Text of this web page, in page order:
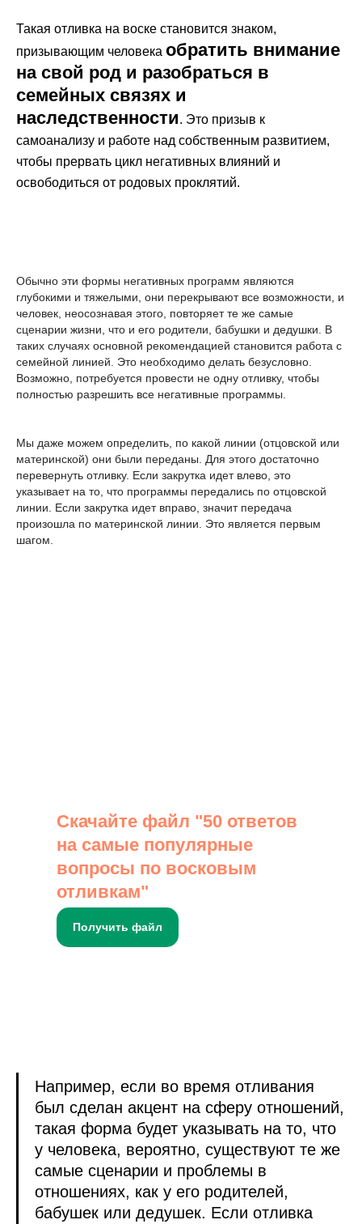
Такая отливка на воске становится знаком,
призывающим человека обратить внимание
на свой род и разобраться в
семейных связях и
наследственности. Это призыв к
самоанализу и работе над собственным развитием,
чтобы прервать цикл негативных влияний и
освободиться от родовых проклятий.
Обычно эти формы негативных программ являются
глубокими и тяжелыми, они перекрывают все возможности, и
человек, неосознавая этого, повторяет те же самые
сценарии жизни, что и его родители, бабушки и дедушки. В
таких случаях основной рекомендацией становится работа с
семейной линией. Это необходимо делать безусловно.
Возможно, потребуется провести не одну отливку, чтобы
полностью разрешить все негативные программы.
Мы даже можем определить, по какой линии (отцовской или
материнской) они были переданы. Для этого достаточно
перевернуть отливку. Если закрутка идет влево, это
указывает на то, что программы передались по отцовской
линии. Если закрутка идет вправо, значит передача
произошла по материнской линии. Это является первым
шагом.
Скачайте файл "50 ответов
на самые популярные
вопросы по восковым
отливкам"
Получить файл
Например, если во время отливания
был сделан акцент на сферу отношений,
такая форма будет указывать на то, что
у человека, вероятно, существуют те же
самые сценарии и проблемы в
отношениях, как у его родителей,
бабушек или дедушек. Если отливка